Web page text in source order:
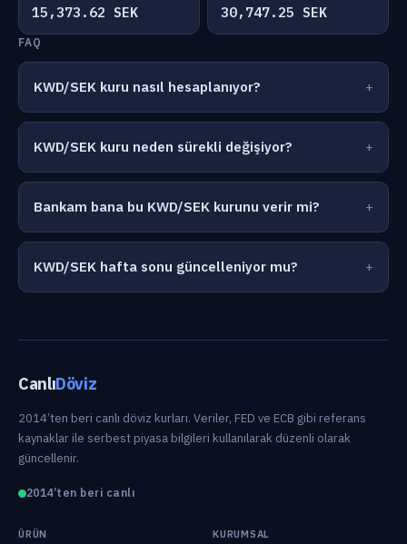
15,373.62 SEK 30,747.25 SEK
FAQ
KWD/SEK kuru nasıl hesaplanıyor?
KWD/SEK kuru neden sürekli değişiyor?
Bankam bana bu KWD/SEK kurunu verir mi?
KWD/SEK hafta sonu güncelleniyor mu?
CanlıDöviz
2014’ten beri canlı döviz kurları. Veriler, FED ve ECB gibi referans
kaynaklar ile serbest piyasa bilgileri kullanılarak düzenli olarak
güncellenir.
2014’ten beri canlı
ÜRÜN KURUMSAL